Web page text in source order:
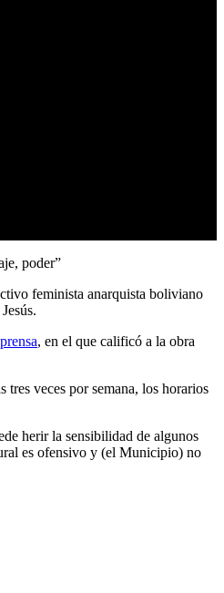
poder”
feminista anarquista boliviano
, en el que calificó a la obra
veces por semana, los horarios
herir la sensibilidad de algunos
es ofensivo y (el Municipio) no